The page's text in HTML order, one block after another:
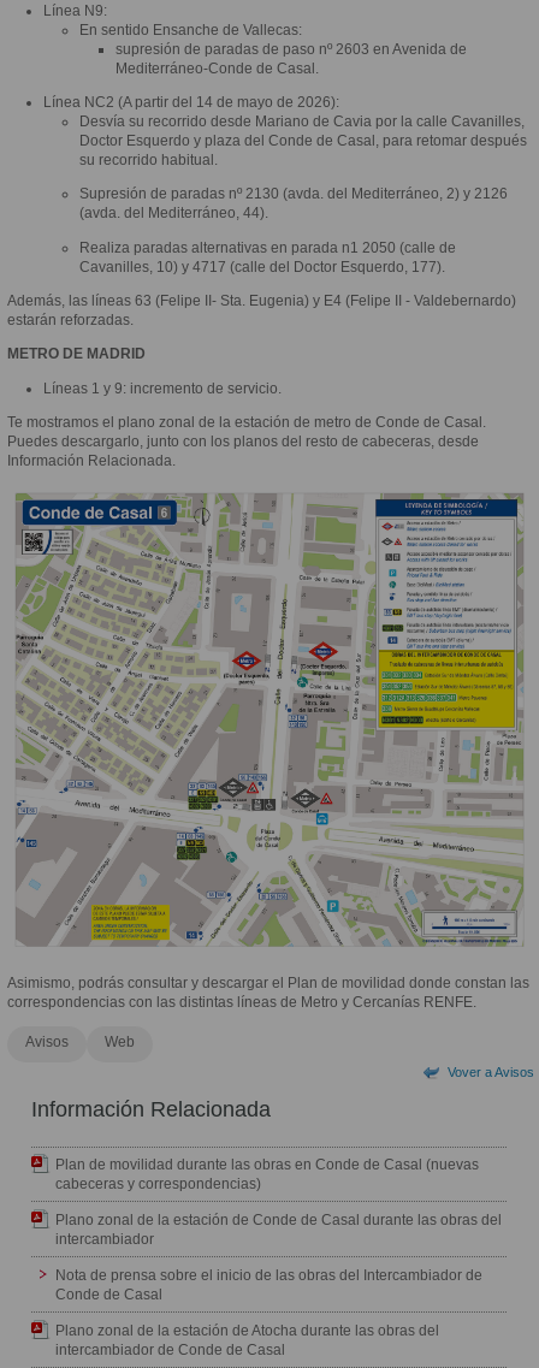
Línea N9:
En sentido Ensanche de Vallecas:
supresión de paradas de paso nº 2603 en Avenida de
Mediterráneo-Conde de Casal.
Línea NC2 (A partir del 14 de mayo de 2026):
Desvía su recorrido desde Mariano de Cavia por la calle Cavanilles,
Doctor Esquerdo y plaza del Conde de Casal, para retomar después
su recorrido habitual.
Supresión de paradas nº 2130 (avda. del Mediterráneo, 2) y 2126
(avda. del Mediterráneo, 44).
Realiza paradas alternativas en parada n1 2050 (calle de
Cavanilles, 10) y 4717 (calle del Doctor Esquerdo, 177).
Además, las líneas 63 (Felipe II- Sta. Eugenia) y E4 (Felipe II - Valdebernardo)
estarán reforzadas.
METRO DE MADRID
Líneas 1 y 9: incremento de servicio.
Te mostramos el plano zonal de la estación de metro de Conde de Casal.
Puedes descargarlo, junto con los planos del resto de cabeceras, desde
Información Relacionada.
Asimismo, podrás consultar y descargar el Plan de movilidad donde constan las
correspondencias con las distintas líneas de Metro y Cercanías RENFE.
Avisos Web
Vover a Avisos
Información Relacionada
Plan de movilidad durante las obras en Conde de Casal (nuevas
cabeceras y correspondencias)
Plano zonal de la estación de Conde de Casal durante las obras del
intercambiador
Nota de prensa sobre el inicio de las obras del Intercambiador de
Conde de Casal
Plano zonal de la estación de Atocha durante las obras del
intercambiador de Conde de Casal